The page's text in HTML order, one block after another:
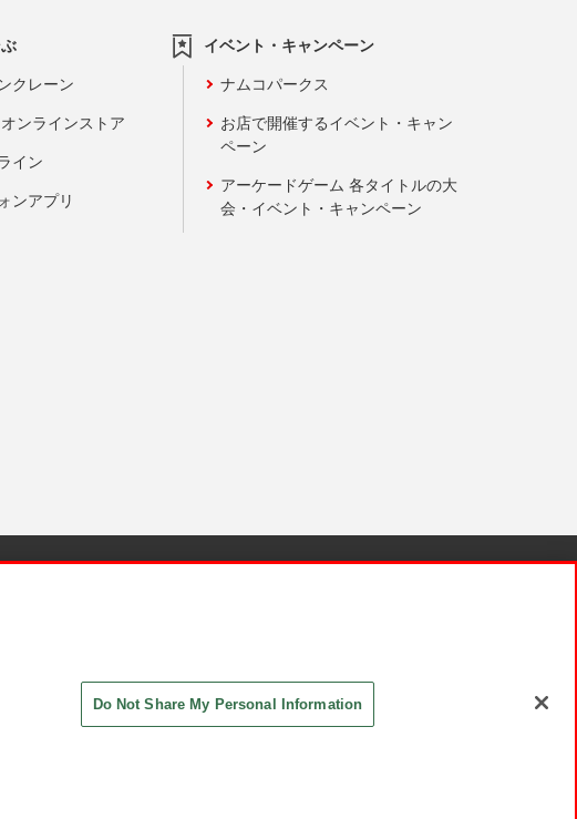
クレーン
ンラインストア
イン
ンアプリ
イベント・キャンペーン
ナムコパークス
お店で開催するイベント・キャン
ペーン
アーケードゲーム 各タイトルの大
会・イベント・キャンペーン
Do Not Share My Personal Information